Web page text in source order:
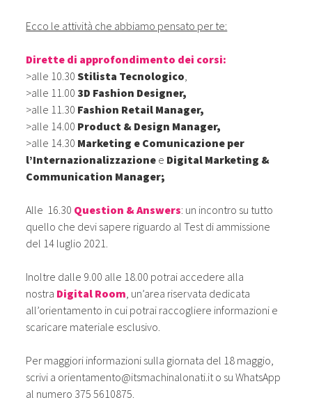
Ecco le attività che abbiamo pensato per te:
Dirette di approfondimento dei corsi:
>alle 10.30Stilista Tecnologico,
>alle 11.00 3D Fashion Designer,
>alle 11.30 Fashion Retail Manager,
>alle 14.00 Product & Design Manager,
>alle 14.30 Marketing e Comunicazione per
l’Internazionalizzazione e Digital Marketing &
Communication Manager;
Alle 16.30 Question & Answers: un incontro su tutto
quello che devi sapere riguardo al Test di ammissione
del 14 luglio 2021.
Inoltre dalle 9.00 alle 18.00 potrai accedere alla
nostra Digital Room, un’area riservata dedicata
all’orientamento in cui potrai raccogliere informazioni e
scaricare materiale esclusivo.
Per maggiori informazioni sulla giornata del 18 maggio,
scrivi a orientamento@itsmachinalonati.ito su WhatsApp
al numero 375 5610875.